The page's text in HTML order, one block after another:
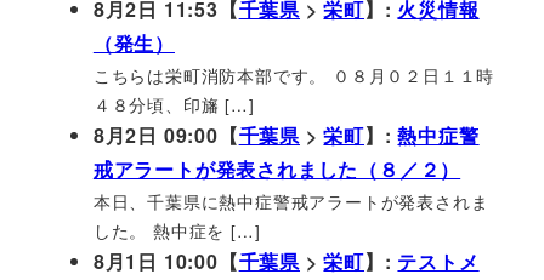
8月2日 11:53【千葉県 >栄町】: 火災情報
（発生）
こちらは栄町消防本部です。 ０８月０２日１１時
４８分頃、印旛 […]
8月2日 09:00【千葉県 >栄町】:熱中症警
戒アラートが発表されました（８／２）
本日、千葉県に熱中症警戒アラートが発表されま
した。 熱中症を […]
8月1日 10:00【千葉県 >栄町】: テストメ